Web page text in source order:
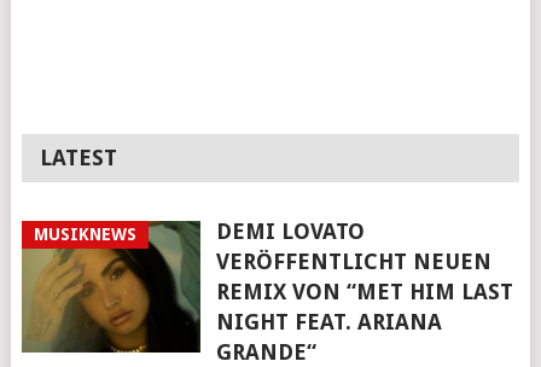
LATEST
MUSIKNEWS
DEMI LOVATO
VERÖFFENTLICHT NEUEN
REMIX VON “MET HIM LAST
NIGHT FEAT. ARIANA
GRANDE“